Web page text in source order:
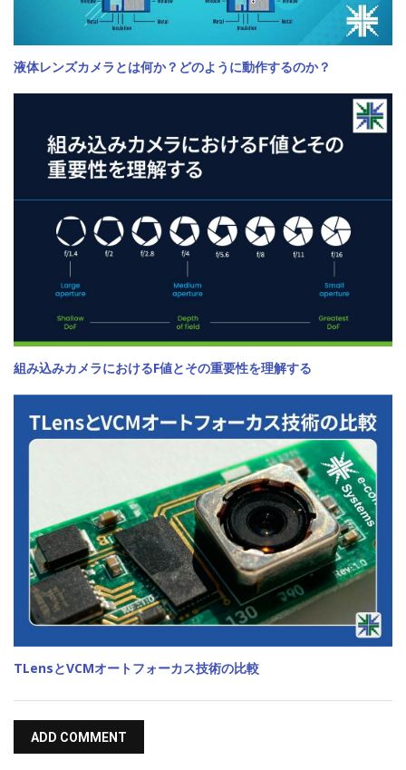
液体レンズカメラとは何か？どのように動作するのか？
組み込みカメラにおけるF値とその重要性を理解する
TLensとVCMオートフォーカス技術の比較
ADD COMMENT